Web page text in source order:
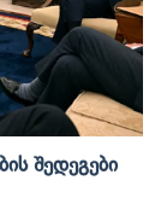
Შედეგები